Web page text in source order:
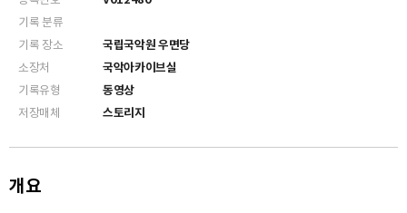
기록 분류
기록 장소
국립국악원 우면당
소장처
국악아카이브실
기록유형
동영상
저장매체
스토리지
개요